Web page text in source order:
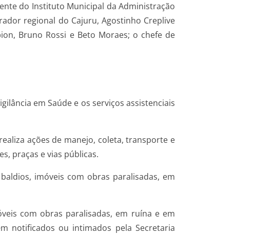
do Instituto Municipal da Administração
regional do Cajuru, Agostinho Creplive
Bruno Rossi e Beto Moraes; o chefe de
em Saúde e os serviços assistenciais
ações de manejo, coleta, transporte e
praças e vias públicas.
imóveis com obras paralisadas, em
com obras paralisadas, em ruína e em
notificados ou intimados pela Secretaria